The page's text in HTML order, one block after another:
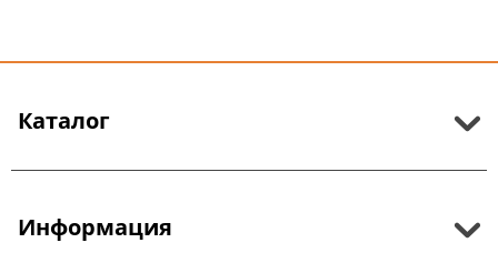
Каталог
Информация